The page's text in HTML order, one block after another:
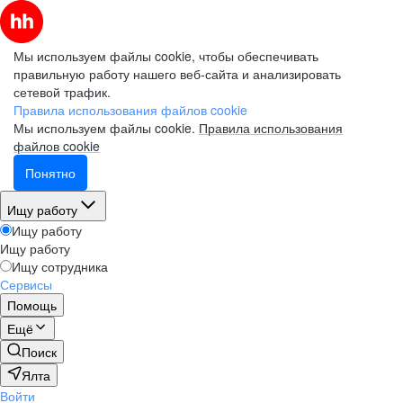
Мы используем файлы cookie, чтобы обеспечивать
правильную работу нашего веб-сайта и анализировать
сетевой трафик.
Правила использования файлов cookie
Мы используем файлы cookie. Правила использования
файлов cookie
Понятно
Ищу работу
Ищу работу
Ищу работу
Ищу сотрудника
Сервисы
Помощь
Ещё
Поиск
Ялта
Войти